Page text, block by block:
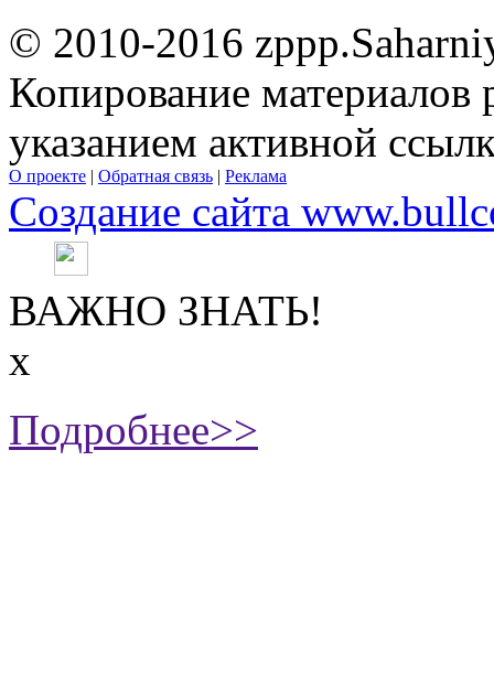
© 2010-2016
Копирование материалов
указанием активной
О проекте | Обратная связь | Реклама
Создание сайта
ВАЖНО ЗНАТЬ!
х
Подробнее>>